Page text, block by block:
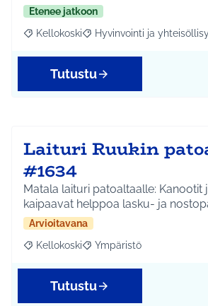
Etenee jatkoon
Rajaa tulokset aihepiirin mukaan:
Kellokoski Rajaa tulokset teeman
Hyvinvointi ja
Tutustu
Laituri Ruukin
#1634
Matala laituri patoaltaalle: Kanootit
kaipaavat helppoa lasku- ja
Arvioitavana
Rajaa tulokset aihepiirin mukaan:
Kellokoski Rajaa tulokset teeman
Ympäristö
Tutustu